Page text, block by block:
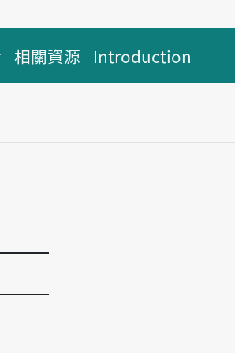
相關資源 Introduction